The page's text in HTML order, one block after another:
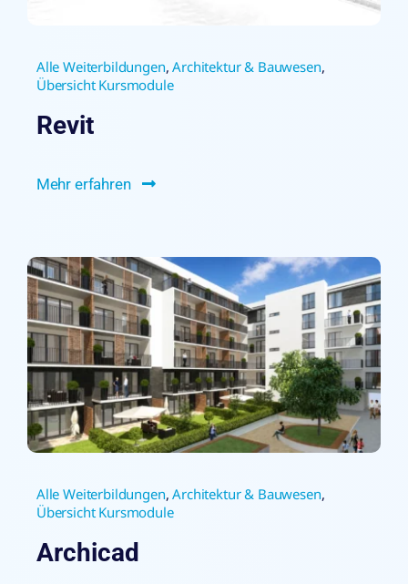
Alle Weiterbildungen,Architektur & Bauwesen,
Übersicht Kursmodule
Revit
Mehr erfahren
Alle Weiterbildungen,Architektur & Bauwesen,
Übersicht Kursmodule
Archicad